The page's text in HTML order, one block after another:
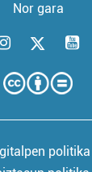
Nor gara
politika